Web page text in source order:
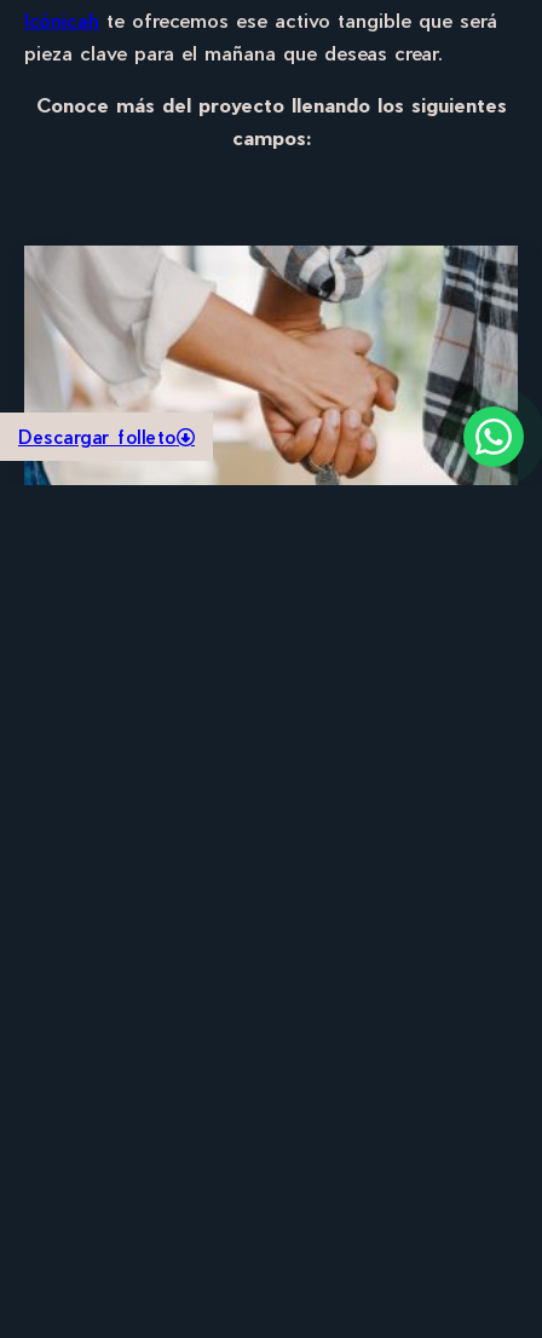
Descargar folleto
Icónicah te ofrecemos ese activo tangible que será
pieza clave para el mañana que deseas crear.
Conoce más del proyecto llenando los siguientes
campos: